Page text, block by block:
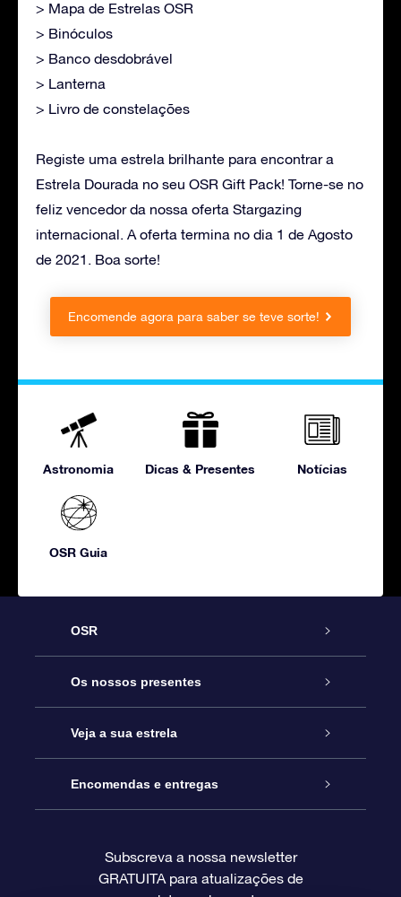
> Mapa de Estrelas OSR
> Binóculos
> Banco desdobrável
> Lanterna
> Livro de constelações
Registe uma estrela brilhante para encontrar a
Estrela Dourada no seu OSR Gift Pack! Torne-se no
feliz vencedor da nossa oferta Stargazing
internacional. A oferta termina no dia 1 de Agosto
de 2021. Boa sorte!
Encomende agora para saber se teve sorte!
Astronomia Dicas & Presentes Notícias
OSR Guia
OSR
Serviço
Contactos
O Blog
Avaliações
Os nossos presentes
Prenda Star Online
Pacote Prenda OSR
O Cartão Presente OSR
Veja a sua estrela
Registo de Estrela
Página de Estrela personalizada
Encomendas e entregas
Informação de pagamento
Subscreva a nossa newsletter
GRATUITA para atualizações de